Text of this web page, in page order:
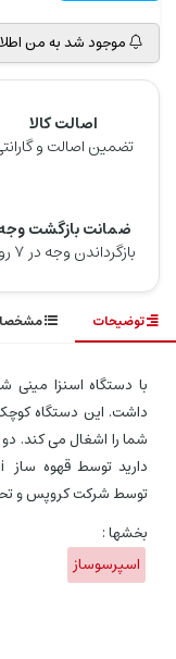
موجود شد به من
اصالت کالا
تضمین اصالت و
ضمانت بازگشت
بازگرداندن وجه در ۷ روز
توضیحات
با دستگاه اسنزا
داشت. این دستگاه
شما را اشغال می کند.
توسط شرکت کروپس و
بخشها :
اسپرسوساز